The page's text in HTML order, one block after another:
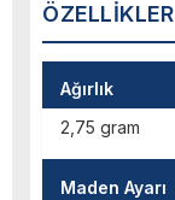
ÖZELLIKLER
Ağırlık
2,75 gram
Maden Ayarı